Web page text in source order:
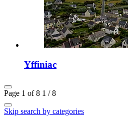
Yffiniac
Page 1 of 8 1 / 8
Skip search by categories